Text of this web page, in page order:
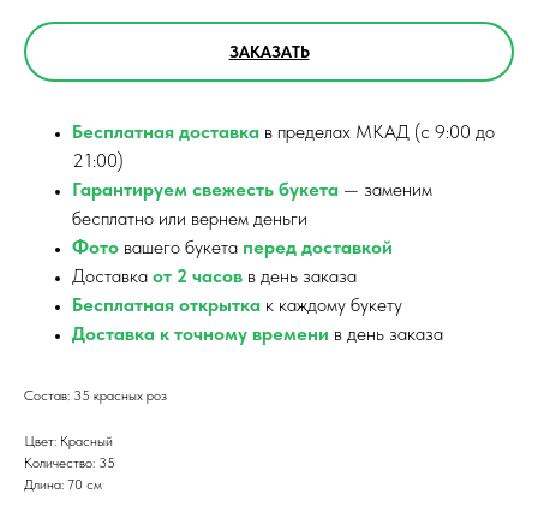
ЗАКАЗАТЬ
Бесплатная доставка в пределах МКАД (с 9:00 до
21:00)
Гарантируем свежесть букета — заменим
бесплатно или вернем деньги
Фото вашего букета перед доставкой
Доставка от 2 часов в день заказа
Бесплатная открытка к каждому букету
Доставка к точному времени в день заказа
Состав: 35 красных роз
Цвет: Красный
Количество: 35
Длина: 70 см